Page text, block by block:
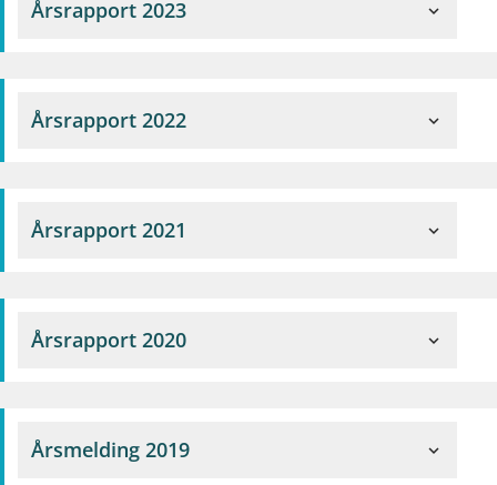
Årsrapport 2023 expand_more
Årsrapport 2022 expand_more
Årsrapport 2021 expand_more
Årsrapport 2020 expand_more
Årsmelding 2019 expand_more